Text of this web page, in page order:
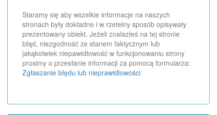
Staramy się aby wszelkie informacje na naszych
stronach były dokładne i w rzetelny sposób opisywały
prezentowany obiekt. Jeżeli znalazłeś na tej stronie
błąd, niezgodność ze stanem faktycznym lub
jakąkolwiek niepawidłowość w funkcjonowaniu strony
prosimy o przesłanie informacji za pomocą formularza:
Zgłaszanie błędu lub nieprawidlowości